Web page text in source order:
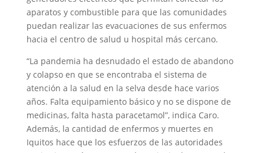
aparatos y combustible para que las comunidades
puedan realizar las evacuaciones de sus enfermos
hacia el centro de salud u hospital más cercano.
“La pandemia ha desnudado el estado de abandono
y colapso en que se encontraba el sistema de
atención a la salud en la selva desde hace varios
años. Falta equipamiento básico y no se dispone de
medicinas, falta hasta paracetamol”, indica Caro.
Además, la cantidad de enfermos y muertes en
Iquitos hace que los esfuerzos de las autoridades